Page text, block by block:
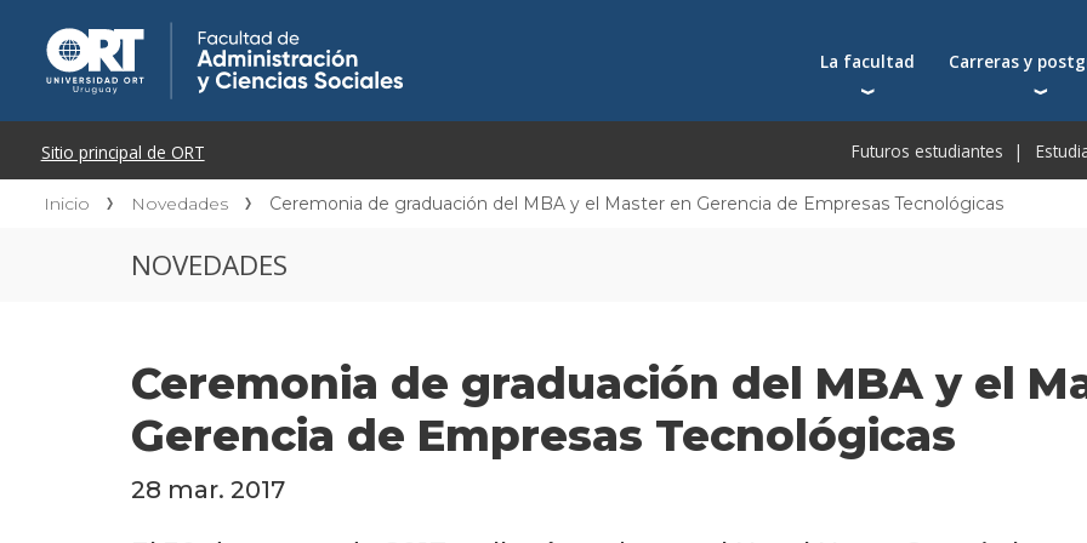
La facultad
Autoridades
Docentes visitantes
Conferencias en YouTube
Escuela de Negocios
Carreras y
Carreras
Postgrados
Tecnicaturas
Futuros estudiantes
Inicio Novedades Ceremonia de graduación del MBA y el Master en Gerencia de Empresas Tecnológicas
NOVEDADES
Ceremonia de graduación del MBA y el
Gerencia de Empresas Tecnológicas
28 mar. 2017